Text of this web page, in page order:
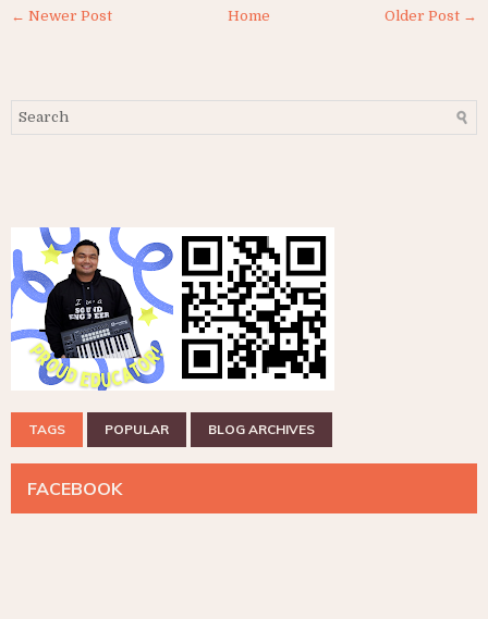
← Newer Post Older Post →
Home
TAGS POPULAR BLOG ARCHIVES
FACEBOOK